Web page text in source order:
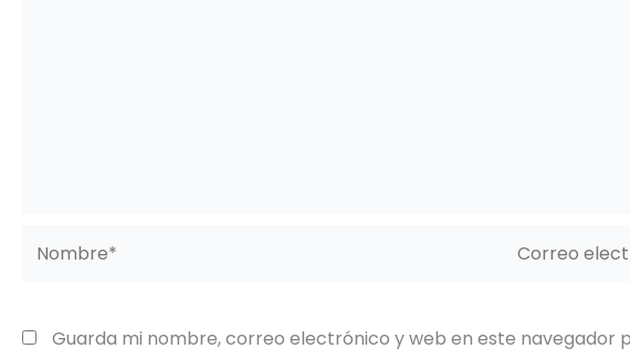
electrónico*
Guarda mi nombre, correo electrónico y web en este navegador